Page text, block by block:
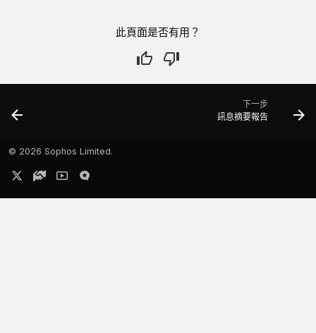
此頁面是否有用？
下一步
訊息摘要報告
© 2026 Sophos Limited.